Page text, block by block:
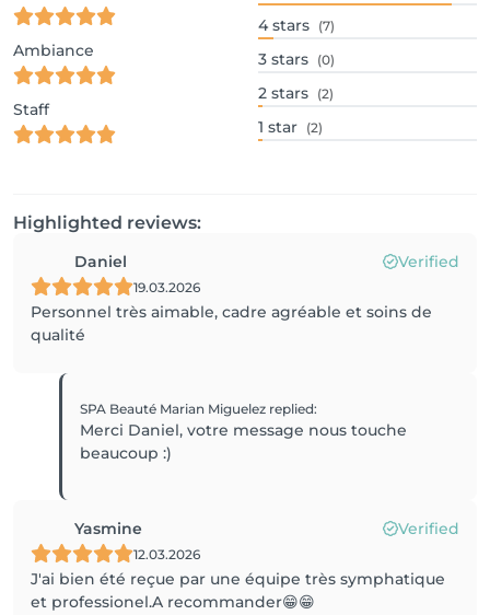
Ambiance
Staff
4 stars (7)
3 stars (0)
2 stars (2)
1 star (2)
Highlighted reviews:
Daniel Verified
19.03.2026
Personnel très aimable, cadre agréable et soins de
qualité
SPA Beauté Marian Miguelez replied:
Merci Daniel, votre message nous touche
beaucoup :)
Yasmine Verified
12.03.2026
J'ai bien été reçue par une équipe très symphatique
et professionel.A recommander😁😁